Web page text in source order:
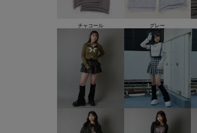
チャコール グレー